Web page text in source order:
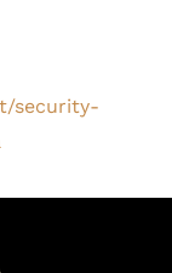
security-